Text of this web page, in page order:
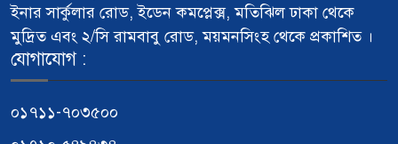
ইনার সার্কুলার রোড, ইডেন কমপ্লেক্স, মতিঝিল ঢাকা থেকে
মুদ্রিত এবং ২/সি রামবাবু রোড, ময়মনসিংহ থেকে প্রকাশিত ।
যোগাযোগ :
০১৭১১-৭০৩৫০০